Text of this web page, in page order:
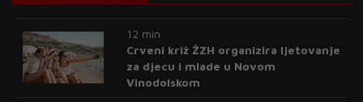
12 min
Crveni križ ŽZH organizira ljetovanje
za djecu i mlade u Novom
Vinodolskom